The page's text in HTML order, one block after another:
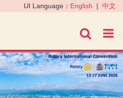
進階
UI Language： English | 中文
›